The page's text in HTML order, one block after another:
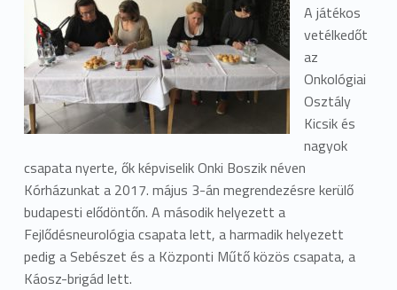
A játékos
vetélkedőt
az
Onkológiai
Osztály
Kicsik és
nagyok
csapata nyerte, őkképviselik Onki Boszik néven
Kórházunkat a 2017. május 3-án megrendezésre kerülő
budapesti elődöntőn. A második helyezett a
Fejlődésneurológia csapata lett, a harmadik helyezett
pedig a Sebészet és a Központi Műtőközös csapata, a
Káosz-brigád lett.